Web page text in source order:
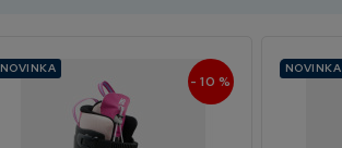
NOVINKA
- 10 %
NOVINKA